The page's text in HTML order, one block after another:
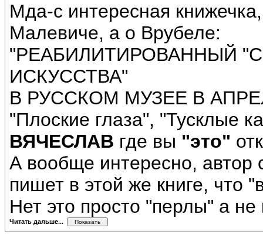
Мда-с интересная
Малевиче, а о Врубеле:
"РЕАБИЛИТИРОВАННЫЙ
ИСКУССТВА"
В РУССКОМ МУЗЕЕ В
"Плоские глаза", "Тусклые
ВЯЧЕСЛАВ где вы "это"
А вообще интересно, автор
пишет в этой же книге, что
Нет это просто "перлы" а не
Читать дальше...